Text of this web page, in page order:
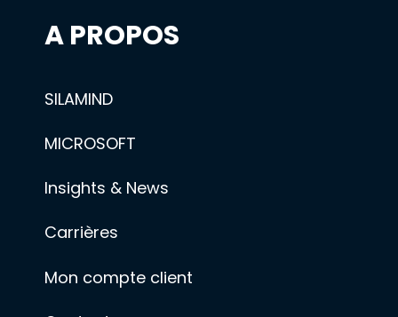
A PROPOS
SILAMIND
MICROSOFT
Insights & News
Carrières
Mon compte client